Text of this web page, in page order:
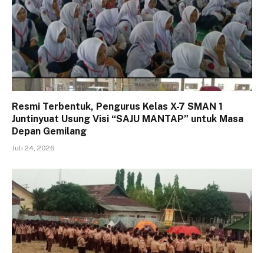
Resmi Terbentuk, Pengurus Kelas X-7 SMAN 1
Juntinyuat Usung Visi “SAJU MANTAP” untuk Masa
Depan Gemilang
Juli 24, 2026